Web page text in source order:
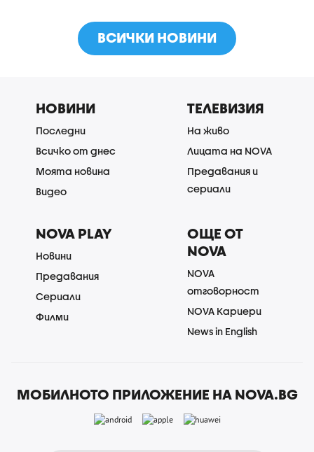
ВСИЧКИ НОВИНИ
НОВИНИ
Последни
Всичко от днес
Моята новина
Видео
ТЕЛЕВИЗИЯ
На живо
Лицата на NOVA
Предавания и
сериали
NOVA PLAY
Новини
Предавания
Сериали
Филми
ОЩЕ ОТ
NOVA
NOVA
отговорност
NOVA Кариери
News in English
МОБИЛНОТО ПРИЛОЖЕНИЕ НА NOVA.BG